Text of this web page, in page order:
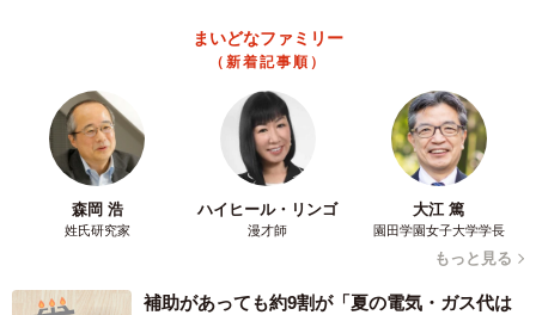
まいどなファミリー
（新着記事順）
森岡 浩
姓氏研究家
ハイヒール・リンゴ
漫才師
大江 篤
園田学園女子大学学長
もっと見る
補助があっても約9割が「夏の電気・ガス代は